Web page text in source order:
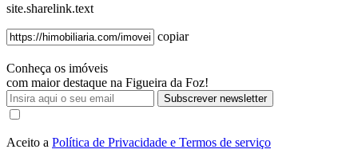
site.sharelink.text
copiar
Conheça os imóveis
com maior destaque na Figueira da Foz!
Subscrever newsletter
Aceito a Política de Privacidade e Termos de serviço